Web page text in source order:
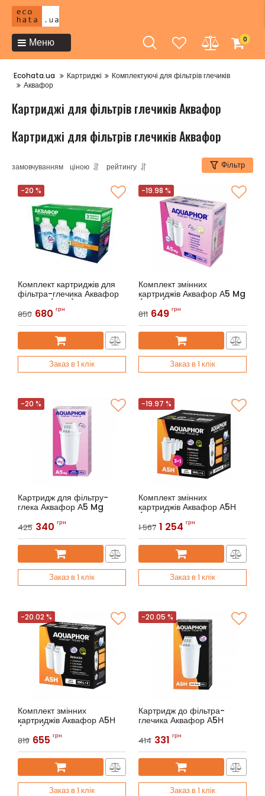
Меню 0
Ecohata.ua Картриджі
Комплектуючі для фільтрів глечиків
Аквафор
Картриджі для фільтрів глечиків Аквафор
Картриджі для фільтрів глечиків Аквафор
замовчуванням ціною рейтингу Фільтр
-20 %
Комплект картриджів для
фільтра-глечика Аквафор
В100-8 (3 шт)
Артикул:В100-8
850 680 грн
Заказ в 1 клік
-19.98 %
Комплект змінних
картриджів Аквафор А5 Mg
(2 шт.)
Артикул:Аквафор А5 Mg (2
811 649 грн
Заказ в 1 клік
-20 %
Картридж для фільтру-
глека Аквафор А5 Mg
425 340 грн
Заказ в 1 клік
-19.97 %
Комплект змінних
картриджів Аквафор А5Н
(4 шт.)
Артикул:Аквафор A5Н (4 шт.)
1 567 1 254 грн
Заказ в 1 клік
-20.02 %
Комплект змінних
картриджів Аквафор А5Н
(2 шт.)
Артикул:Аквафор A5Н (2 шт.)
819 655 грн
Заказ в 1 клік
-20.05 %
Картридж до фільтра-
глечика Аквафор А5Н
414 331 грн
Заказ в 1 клік